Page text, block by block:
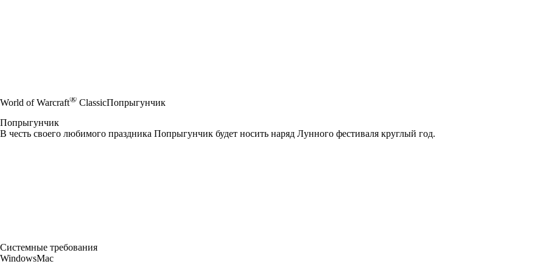
World of Warcraft® ClassicПопрыгунчик
Попрыгунчик
В честь своего любимого праздника Попрыгунчик будет носить наряд Лунного фестиваля круглый год.
Системные требования
WindowsMac